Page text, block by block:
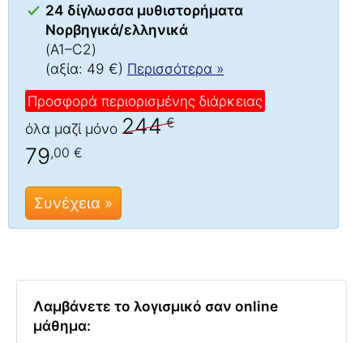
24 δίγλωσσα μυθιστορήματα
Νορβηγικά/ελληνικά
(A1–C2)
(αξία: 49 €) Περισσότερα »
Προσφορά περιορισμένης διάρκειας
όλα μαζί μόνο 244€
79,00 €
Συνέχεια »
Λαμβάνετε το λογισμικό σαν online
μάθημα: